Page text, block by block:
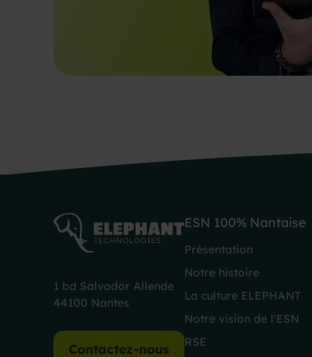
1 bd Salvador Allende
44100 Nantes
Contactez-nous
ESN 100% Nantaise
Présentation
Notre histoire
La culture ELEPHANT
Notre vision de l'ESN
RSE